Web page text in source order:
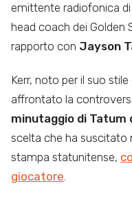
emittente radiofonica
head coach dei Golden
rapporto con Jayson
Kerr, noto per il suo
affrontato la
minutaggio di Tatum
scelta che ha suscitato
stampa statunitense,
giocatore